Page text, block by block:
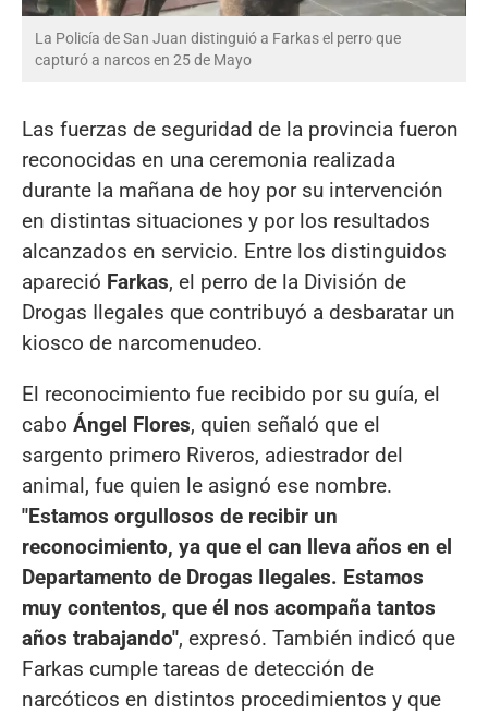
La Policía de San Juan distinguió a Farkas el perro que
capturó a narcos en 25 de Mayo
Las fuerzas de seguridad de la provincia fueron
reconocidas en una ceremonia realizada
durante la mañana de hoy por su intervención
en distintas situaciones y por los resultados
alcanzados en servicio. Entre los distinguidos
apareció Farkas, el perro de la División de
Drogas Ilegales que contribuyó a desbaratar un
kiosco de narcomenudeo.
El reconocimiento fue recibido por su guía, el
cabo Ángel Flores, quien señaló que el
sargento primero Riveros, adiestrador del
animal, fue quien le asignó ese nombre.
"Estamos orgullosos de recibir un
reconocimiento, ya que el can lleva años en el
Departamento de Drogas Ilegales. Estamos
muy contentos, que él nos acompaña tantos
años trabajando", expresó. También indicó que
Farkas cumple tareas de detección de
narcóticos en distintos procedimientos y que